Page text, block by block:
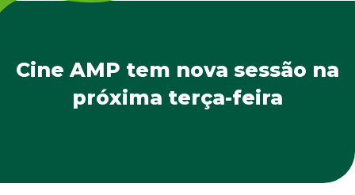
Cine AMP tem nova sessão na
próxima terça-feira